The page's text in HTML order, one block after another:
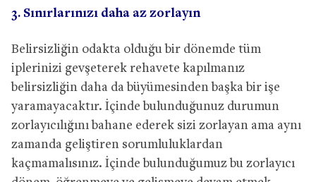
3. Sınırlarınızı daha az zorlayın
Belirsizliğin odakta olduğu bir dönemde tüm
iplerinizi gevşeterek rehavete kapılmanız
belirsizliğin daha da büyümesinden başka bir işe
yaramayacaktır. İçinde bulunduğunuz durumun
zorlayıcılığını bahane ederek sizi zorlayan ama aynı
zamanda geliştiren sorumluluklardan
kaçmamalısınız. İçinde bulunduğumuz bu zorlayıcı